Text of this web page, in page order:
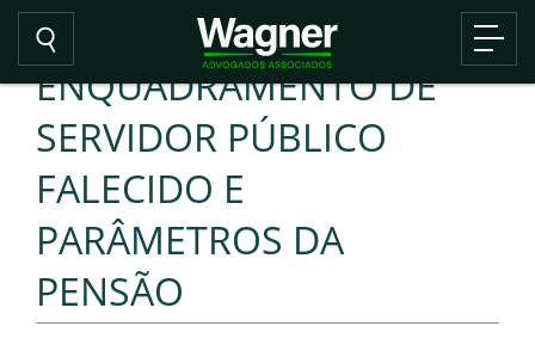
ENQUADRAMENTO DE
SERVIDOR PÚBLICO
FALECIDO E
PARÂMETROS DA
PENSÃO